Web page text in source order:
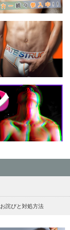
詫びと対処方法